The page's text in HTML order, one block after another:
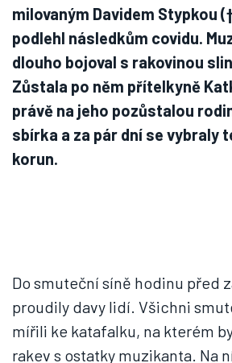
milovaným Davidem Stypkou
podlehl následkům covidu.
dlouho bojoval s rakovinou
Zůstala po něm přítelkyně
právě na jeho pozůstalou
sbírka a za pár dní se vybraly
korun.
Do smuteční síně hodinu před
proudily davy lidí. Všichni
mířili ke katafalku, na kterém
rakev s ostatky muzikanta. Na